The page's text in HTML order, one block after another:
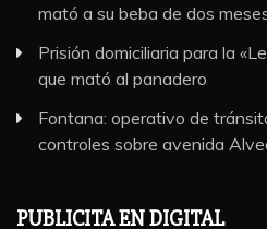
mató a su beba de dos
Prisión domiciliaria para la
que mató al panadero
Fontana: operativo de
controles sobre avenida
PUBLICITA EN DIGITAL